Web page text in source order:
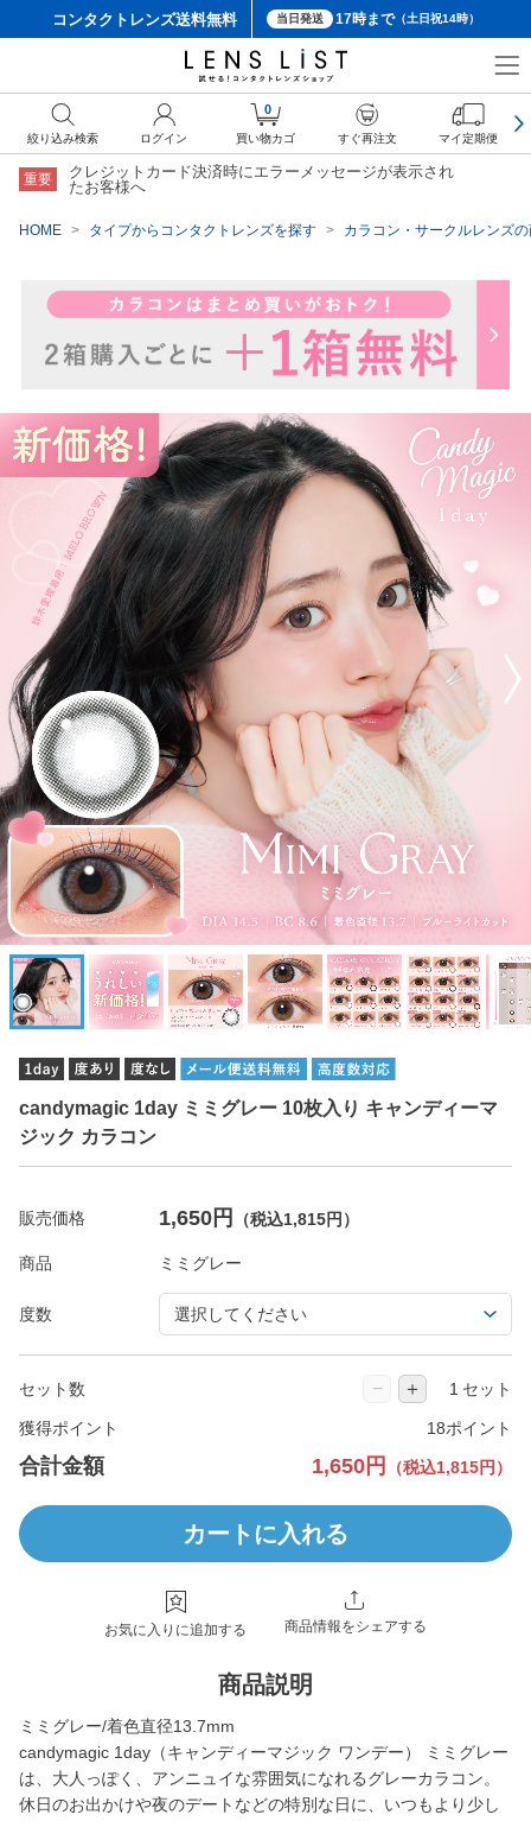
コンタクトレンズ送料無料 当日発送 17時まで（土日祝14時）
重要
クレジットカード決済時にエラーメッセージが表示され
たお客様へ
HOME タイプからコンタクトレンズを探す カラコン・サークルレンズ
candymagic 1day ミミグレー 10枚入り キャンディーマ
ジック カラコン
販売価格 1,650円 （税込1,815円）
商品
度数
セット数 − ＋ セット
獲得ポイント 18ポイント
合計金額 1,650円 （税込1,815円）
カートに入れる
お気に入りに追加する 商品情報をシェアする
商品説明
ミミグレー/着色直径13.7mm
candymagic 1day（キャンディーマジック ワンデー） ミミグレー
は、大人っぽく、アンニュイな雰囲気になれるグレーカラコン。
休日のお出かけや夜のデートなどの特別な日に、いつもより少し
絞り込み検索 ログイン
0
買い物カゴ すぐ再注文 マイ定期便
クーポン詳細